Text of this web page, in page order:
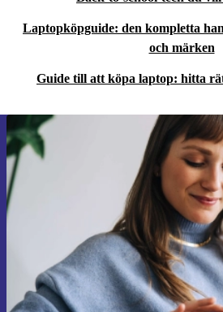
Laptopköpguide: den kompletta
och märken
Guide till att köpa laptop: hitta
Anmäl dig till vårt
första gången och
Missa aldrig ett
Begär kupong
Information om användningen av